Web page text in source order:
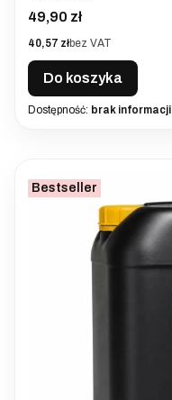
Cena
49,90 zł
Cena
40,57 złbez VAT
Do koszyka
Dostępność: brak informacji
Bestseller